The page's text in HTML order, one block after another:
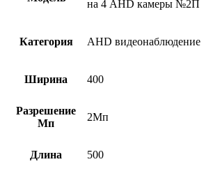
на 4 AHD камеры №2П
Категория AHD видеонаблюдение
Ширина 400
Разрешение
Мп
2Мп
Длина 500